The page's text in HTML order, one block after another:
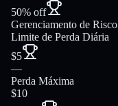
50% off
Gerenciamento de Risco
Limite de Perda Diária
$5
—
Perda Máxima
$10